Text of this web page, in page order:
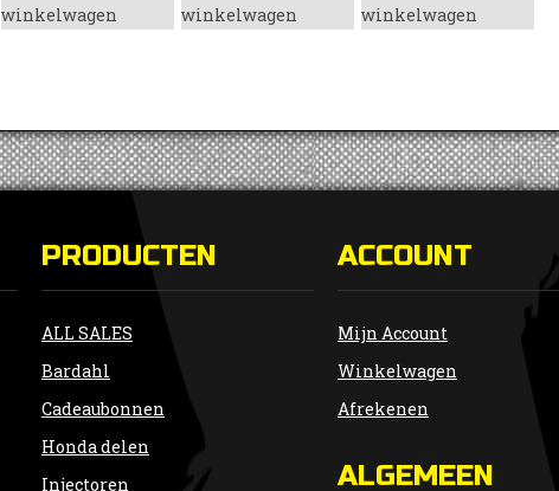
winkelwagen
winkelwagen
winkelwagen
PRODUCTEN
ALL SALES
Bardahl
Cadeaubonnen
Honda delen
Injectoren
ACCOUNT
Mijn Account
Winkelwagen
Afrekenen
ALGEMEEN